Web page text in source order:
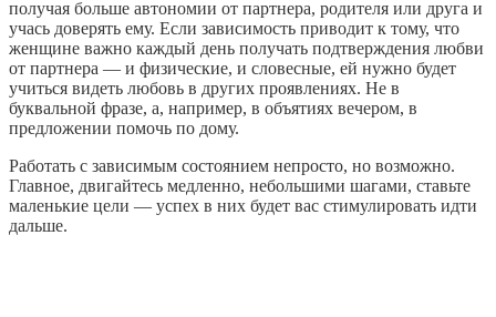
получая больше автономии от партнера, родителя или друга и
учась доверять ему. Если зависимость приводит к тому, что
женщине важно каждый день получать подтверждения любви
от партнера — и физические, и словесные, ей нужно будет
учиться видеть любовь в других проявлениях. Не в
буквальной фразе, а, например, в объятиях вечером, в
предложении помочь по дому.
Работать с зависимым состоянием непросто, но возможно.
Главное, двигайтесь медленно, небольшими шагами, ставьте
маленькие цели — успех в них будет вас стимулировать идти
дальше.